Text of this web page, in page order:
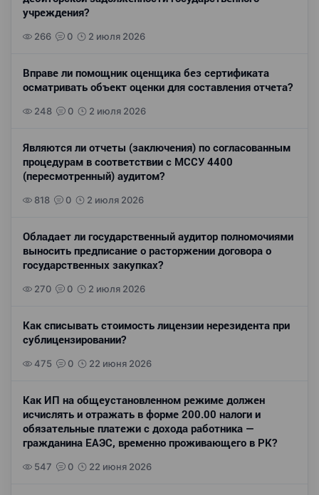
учреждения?
266 0 2 июля 2026
Вправе ли помощник оценщика без сертификата
осматривать объект оценки для составления отчета?
248 0 2 июля 2026
Являются ли отчеты (заключения) по согласованным
процедурам в соответствии с МССУ 4400
(пересмотренный) аудитом?
818 0 2 июля 2026
Обладает ли государственный аудитор полномочиями
выносить предписание о расторжении договора о
государственных закупках?
270 0 2 июля 2026
Как списывать стоимость лицензии нерезидента при
сублицензировании?
475 0 22 июня 2026
Как ИП на общеустановленном режиме должен
исчислять и отражать в форме 200.00 налоги и
обязательные платежи с дохода работника —
гражданина ЕАЭС, временно проживающего в РК?
547 0 22 июня 2026